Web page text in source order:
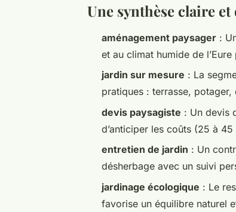
Une synthèse claire
aménagement paysager :
et au climat humide de
jardin sur mesure : La
pratiques : terrasse,
devis paysagiste : Un devis
d’anticiper les coûts (25 à
entretien de jardin : Un
désherbage avec un suivi
jardinage écologique : Le
favorise un équilibre naturel